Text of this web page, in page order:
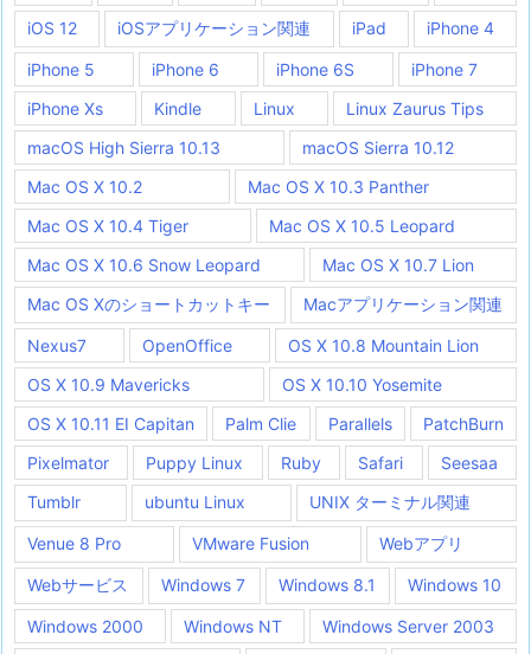
iOS 12
iOSアプリケーション関連 iPad iPhone 4
iPhone 5 iPhone 6 iPhone 6S
iPhone 7
iPhone Xs
Kindle Linux
Linux Zaurus Tips
macOS High Sierra 10.13
macOS Sierra 10.12
Mac OS X 10.2
Mac OS X 10.3 Panther
Mac OS X 10.4 Tiger
Mac OS X 10.5 Leopard
Mac OS X 10.6 Snow Leopard
Mac OS X 10.7 Lion
Mac OS Xのショートカットキー
Macアプリケーション関連
Nexus7 OpenOffice
OS X 10.8 Mountain Lion
OS X 10.9 Mavericks
OS X 10.10 Yosemite
OS X 10.11 EI Capitan
Palm Clie Parallels
PatchBurn
Pixelmator
Puppy Linux Ruby Safari
Seesaa
Tumblr
ubuntu Linux UNIX ターミナル関連
Venue 8 Pro VMware Fusion Webアプリ
Webサービス Windows 7 Windows 8.1 Windows 10
Windows 2000 Windows NT
Windows Server 2003